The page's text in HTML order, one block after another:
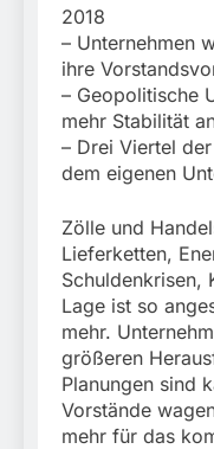
2018
– Unternehmen
ihre
– Geopolitische
mehr Stabilität
– Drei Viertel
dem eigenen
Zölle und
Lieferketten,
Schuldenkrisen,
Lage ist so
mehr.
größeren
Planungen sind
Vorstände
mehr für das